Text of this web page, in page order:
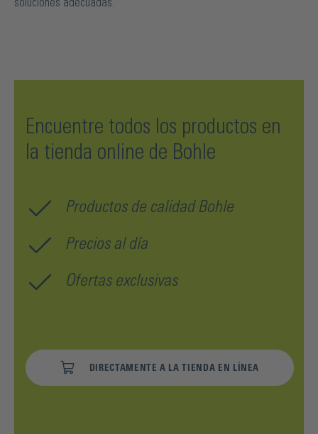
soluciones adecuadas.
Encuentre todos los productos en
la tienda online de Bohle
Productos de calidad Bohle
Precios al día
Ofertas exclusivas
DIRECTAMENTE A LA TIENDA EN LÍNEA